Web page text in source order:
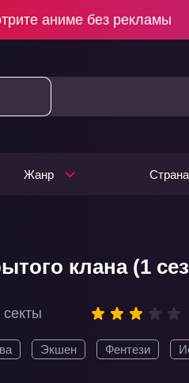
аниме без рекламы
Жанр Страна
клана (1
Экшен Фентези